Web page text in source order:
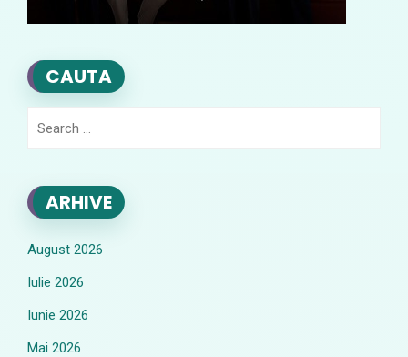
CAUTA
ARHIVE
August 2026
Iulie 2026
Iunie 2026
Mai 2026